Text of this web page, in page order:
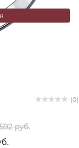
(0)
руб.